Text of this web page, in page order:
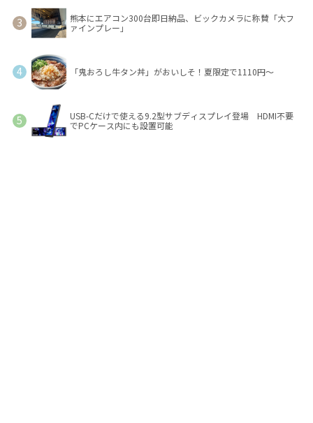
熊本にエアコン300台即日納品、ビックカメラに称賛「大フ
ァインプレー」
「鬼おろし牛タン丼」がおいしそ！夏限定で1110円～
USB-Cだけで使える9.2型サブディスプレイ登場 HDMI不要
でPCケース内にも設置可能